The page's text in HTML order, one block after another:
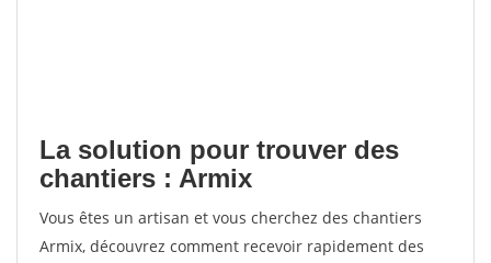
La solution pour trouver des
chantiers : Armix
Vous êtes un artisan et vous cherchez des chantiers
Armix, découvrez comment recevoir rapidement des